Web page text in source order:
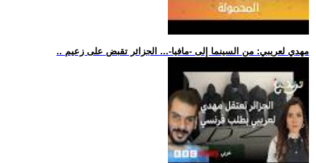
.. مهدي لعريبي: من السينما إلى -مافيا-... الجزائر تقبض على زعيم